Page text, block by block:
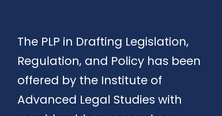
The PLP in Drafting Legislation,
Regulation, and Policy has been
offered by the Institute of
Advanced Legal Studies with